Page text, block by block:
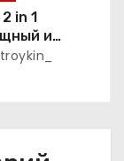
in 1
и